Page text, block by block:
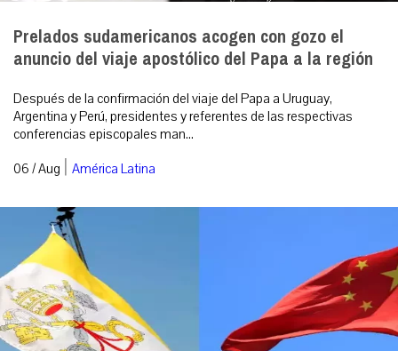
Prelados sudamericanos acogen con gozo el
anuncio del viaje apostólico del Papa a la región
Después de la confirmación del viaje del Papa a Uruguay,
Argentina y Perú, presidentes y referentes de las respectivas
conferencias episcopales man...
06 / Aug | América Latina